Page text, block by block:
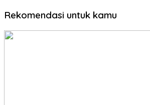
Rekomendasi untuk kamu